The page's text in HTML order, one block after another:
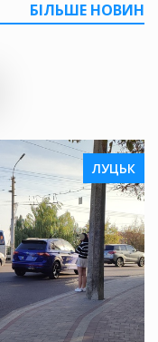
БІЛЬШЕ НОВИН
ЛУЦЬК